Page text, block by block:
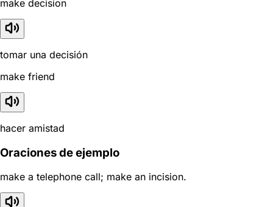
make decision
tomar una decisión
make friend
hacer amistad
Oraciones de ejemplo
make a telephone call; make an incision.